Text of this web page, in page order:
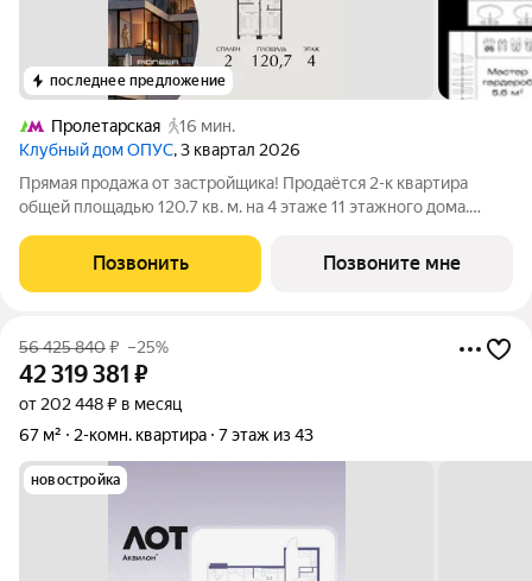
последнее предложение
Пролетарская
16 мин.
Клубный дом ОПУС, 3 квартал 2026
Прямая продажа от застройщика! Продаётся 2-к квартира
общей площадью 120.7 кв. м. на 4 этаже 11 этажного дома.
Кремля, проект премиум-класса от девелопера PIONEER с
архитектурной концепцией от
Позвонить Позвоните мне
56 425 840₽ –25%
42 319 381 ₽
от 202 448 ₽ в месяц
67 м²
2-комн. квартира 7 этаж из 43
новостройка